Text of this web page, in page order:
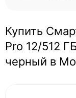
Купить
Pro 12/512
черный в